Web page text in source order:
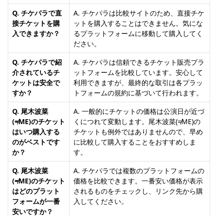
Q. チケパラで直
接チケットを購
入できますか？
A. チケパラは比較サイトのため、直接チケ
ットを購入することはできません。気にな
るプラットフォームに移動して購入してく
ださい。
Q. チケパラで紹
介されているチ
ケットは安全で
すか？
A. チケパラは信頼できるチケット販売プラ
ットフォームを比較しています。安心して
利用できますが、最終的な取引は各プラッ
トフォームの規約に基づいて行われます。
Q. 尾木波菜
(≠ME)のチケット
はいつ購入する
のがベストです
か？
A. 一般的にチケットの価格は公演日が近づ
くにつれて変動します。尾木波菜(≠ME)の
チケットも例外ではありませんので、早め
に比較して購入することをおすすめしま
す。
Q. 尾木波菜
(≠ME)のチケット
はどのプラット
フォームが一番
安いですか？
A. チケパラでは複数のプラットフォームの
価格を比較できます。一番安い価格が表示
されるものをチェックし、リンク先から購
入してください。